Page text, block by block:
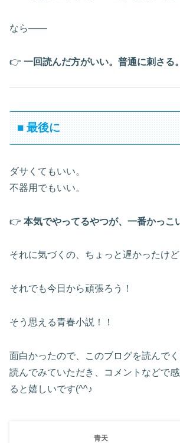
なら――
👉 一回読んだ方がいい。普通に刺さる。
■ 最後に
ダサくてもいい。
不器用でもいい。
👉 本気でやってるやつが、一番かっこ
それに気づくの、ちょっと遅かったけど
それでも今日から頑張ろう！
そう思える青春小説！！
面白かったので、このブログを読んで
読んでみていただき、コメントなどで
ると嬉しいです(^^♪
青天